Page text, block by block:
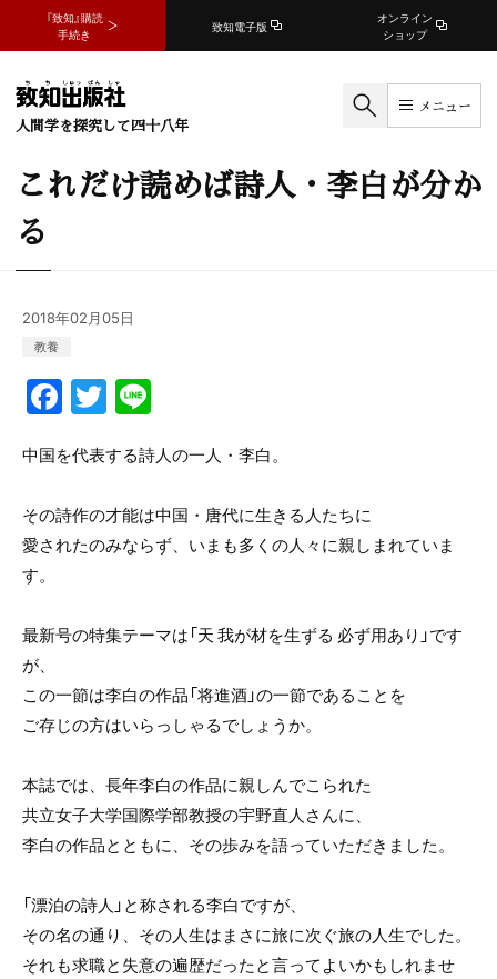
『致知』購読
手続き
致知電子版
オンライン
ショップ
人間学を探究して四十八年
メニュー
これだけ読めば詩人・李白が分か
る
2018年02月05日
教養
F
a
c
e
b
k
T
w
itt
er
e
中国を代表する詩人の一人・李白。
その詩作の才能は中国・唐代に生きる人たちに
愛されたのみならず、いまも多くの人々に親しまれていま
す。
最新号の特集テーマは「天 我が材を生ずる 必ず用あり」です
が、
この一節は李白の作品「将進酒」の一節であることを
ご存じの方はいらっしゃるでしょうか。
本誌では、長年李白の作品に親しんでこられた
共立女子大学国際学部教授の宇野直人さんに、
李白の作品とともに、その歩みを語っていただきました。
「漂泊の詩人」と称される李白ですが、
その名の通り、その人生はまさに旅に次ぐ旅の人生でした。
それも求職と失意の遍歴だったと言ってよいかもしれませ